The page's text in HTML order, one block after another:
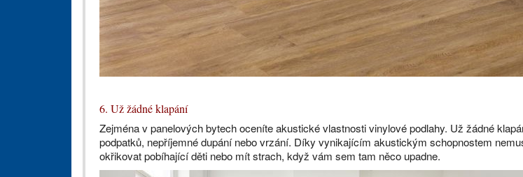
6. Už žádné klapání
Zejména v panelových bytech oceníte akustické vlastnosti vinylové podlahy. Už žádné
podpatků, nepříjemné dupání nebo vrzání. Díky vynikajícím akustickým schopnostem
okřikovat pobíhající děti nebo mít strach, když vám sem tam něco upadne.